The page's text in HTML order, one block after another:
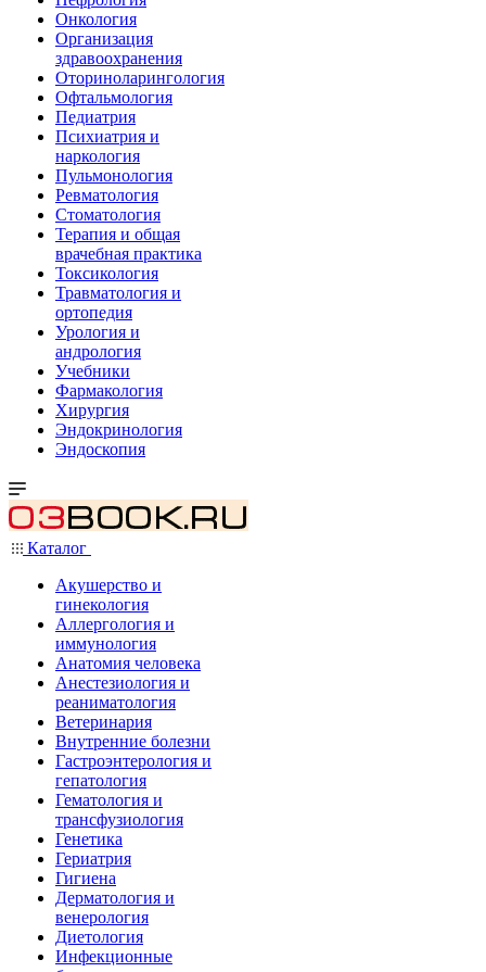
Онкология
Организация
здравоохранения
Оториноларингология
Офтальмология
Педиатрия
Психиатрия и
наркология
Пульмонология
Ревматология
Стоматология
Терапия и общая
врачебная практика
Токсикология
Травматология и
ортопедия
Урология и
андрология
Учебники
Фармакология
Хирургия
Эндокринология
Эндоскопия
Каталог
Акушерство и
гинекология
Аллергология и
иммунология
Анатомия человека
Анестезиология и
реаниматология
Ветеринария
Внутренние болезни
Гастроэнтерология и
гепатология
Гематология и
трансфузиология
Генетика
Гериатрия
Гигиена
Дерматология и
венерология
Диетология
Инфекционные